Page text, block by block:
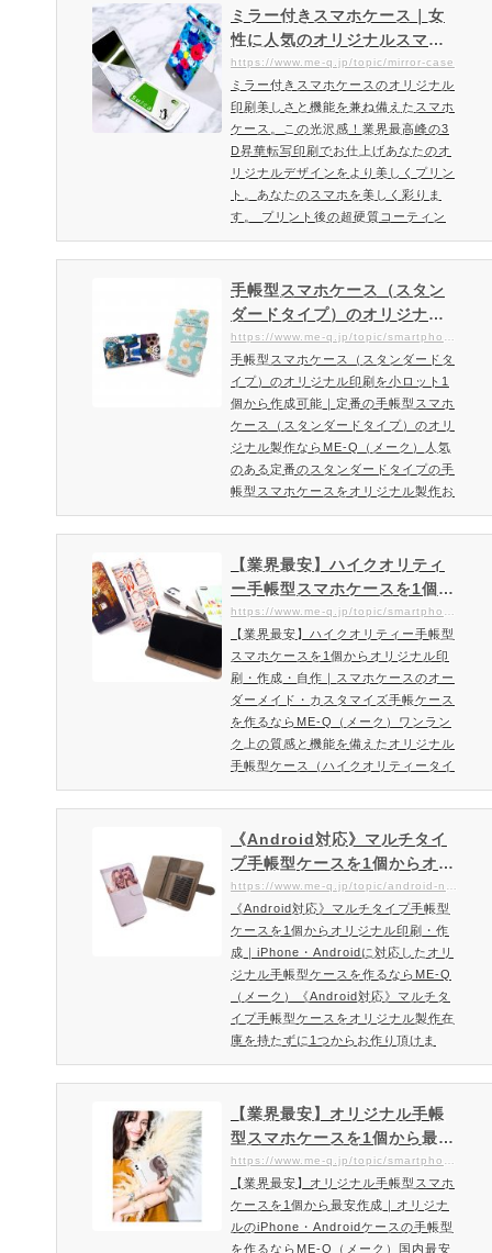
お仕上げするカード収納オリジナルス
マホケースあなたのオリジナルデザイ
ンをより美しくプリント。あなたのス
の超硬質コーティング技術による仕上
げによって傷や摩擦にも強い…
ミラー付きスマホケース｜女
性に人気のオリジナルスマホ
ケースをオーダメイド制作
https://www.me-q.jp/topic/mirror-case
ミラー付きスマホケースのオリジナル
印刷美しさと機能を兼ね備えたスマホ
ケース。この光沢感！業界最高峰の3
D昇華転写印刷でお仕上げあなたのオ
リジナルデザインをより美しくプリン
ト。あなたのスマホを美しく彩りま
す。 プリント後の超硬質コーティン
グ技術による仕上げによって傷や摩擦
にも強い、 キレイなままで長く愛用
できる世界に一つだけのオリジナルの
スマホケースが、あなたの何気ない日
常を美しく変化させます。素材ポリカ
内蔵印刷方法3D昇華転写印刷（CMY
K出力）対応機種に関して各対応…
手帳型スマホケース（スタン
ダードタイプ）のオリジナル
印刷を小ロット1個から作成可
能｜定番の手帳型スマホケー
ス（スタンダードタイプ）の
オリジナル製作ならME-Q（メ
ーク）
手帳型スマホケース（スタンダードタ
イプ）のオリジナル印刷を小ロット1
個から作成可能｜定番の手帳型スマホ
ケース（スタンダードタイプ）のオリ
ジナル製作ならME-Q（メーク）人気
のある定番のスタンダードタイプの手
帳型スマホケースをオリジナル製作お
しゃれなヌメ革風のきめ細かい風合い
が特徴のスタンダード手帳型スマホケ
ースをオリジナル製作できます。お気
に入りの思い出の写真や、作成された
イラスト・デザインなどを色鮮やかな
プリントが可能なスマホ手帳型ケース
在庫を持たずに1つからお…
【業界最安】ハイクオリティ
ー手帳型スマホケースを1個か
らオリジナル印刷・作成・自
作｜スマホケースのオーダー
メイド・カスタマイズ手帳ケ
ースを作るならME-Q（メー
ク）
【業界最安】ハイクオリティー手帳型
スマホケースを1個からオリジナル印
刷・作成・自作｜スマホケースのオー
ダーメイド・カスタマイズ手帳ケース
を作るならME-Q（メーク）ワンラン
ク上の質感と機能を備えたオリジナル
手帳型ケース（ハイクオリティータイ
プ）を製作ME-Qだから実現したオリ
ジナル手帳型ケースの上質ハイクオリ
ティータイプ登場！他には無いオーダ
ーメイドできるカスタマイズ手帳ケー
スです。最上級の高品質スマホケース
だけます。内側は上質感に溢れたシュ
リンクレザー風の型押し加工…
《Android対応》マルチタイ
プ手帳型ケースを1個からオリ
ジナル印刷・作成｜iPhone・
Androidに対応したオリジナ
ル手帳型ケースを作るならME
-Q（メーク）
《Android対応》マルチタイプ手帳型
ケースを1個からオリジナル印刷・作
成｜iPhone・Androidに対応したオリ
ジナル手帳型ケースを作るならME-Q
（メーク）《Android対応》マルチタ
イプ手帳型ケースをオリジナル製作在
庫を持たずに1つからお作り頂けま
す！iPhone・Android対応ハイクオリ
ティースマホケースにオリジナルプリ
ントができるME-Q（メーク）。シュ
リンクレザー風の型押し加工した素材
が特徴。カードなど両面6枚まで収納
の付け替えが可能。お好みの写真やイ
ラスト・デザインを使ってオリジナ
ル…
【業界最安】オリジナル手帳
型スマホケースを1個から最安
作成｜オリジナルのiPhone・
Androidケースの手帳型を作
るならME-Q（メーク）
【業界最安】オリジナル手帳型スマホ
ケースを1個から最安作成｜オリジナ
ルのiPhone・Androidケースの手帳型
を作るならME-Q（メーク）国内最安